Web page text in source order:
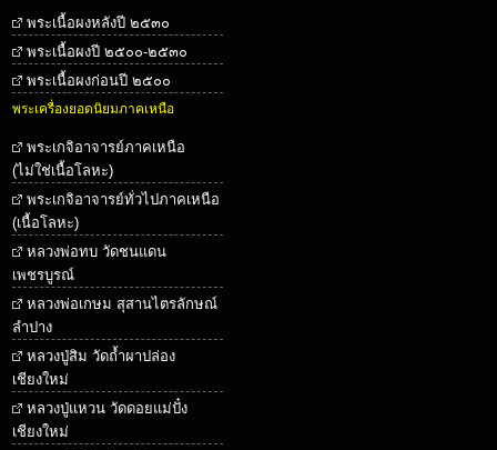
พระเนื้อผงหลังปี ๒๕๓๐
พระเนื้อผงปี ๒๕๐๐-๒๕๓๐
พระเนื้อผงก่อนปี ๒๕๐๐
พระเครื่องยอดนิยมภาคเหนือ
พระเกจิอาจารย์ภาคเหนือ
(ไม่ใช่เนื้อโลหะ)
พระเกจิอาจารย์ทั่วไปภาคเหนือ
(เนื้อโลหะ)
หลวงพ่อทบ วัดชนแดน
เพชรบูรณ์
หลวงพ่อเกษม สุสานไตรลักษณ์
ลำปาง
หลวงปู่สิม วัดถ้ำผาปล่อง
เชียงใหม่
หลวงปู่แหวน วัดดอยแม่ปั๋ง
เชียงใหม่